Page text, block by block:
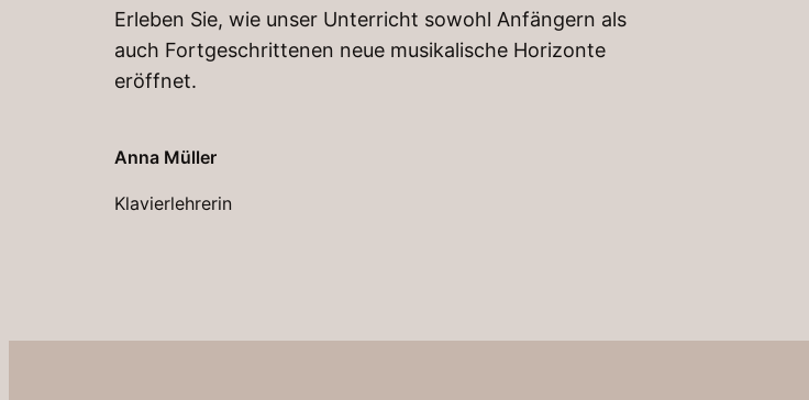
Erleben Sie, wie unser Unterricht sowohl Anfängern als
auch Fortgeschrittenen neue musikalische Horizonte
eröffnet.
Anna Müller
Klavierlehrerin